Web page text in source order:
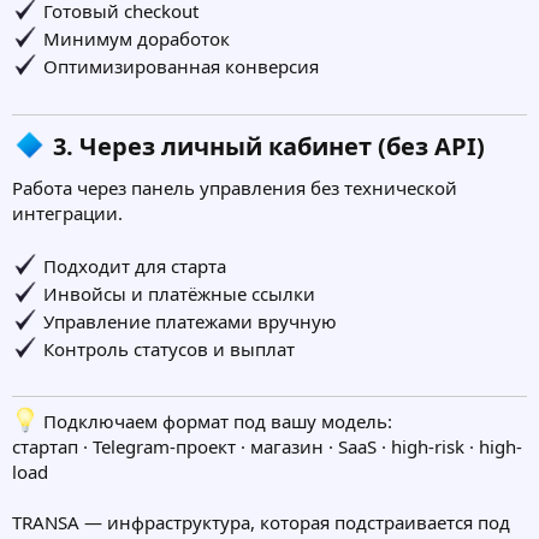
Готовый checkout
Минимум доработок
Оптимизированная конверсия
3. Через личный кабинет (без API)​
Работа через панель управления без технической
интеграции.
Подходит для старта
Инвойсы и платёжные ссылки
Управление платежами вручную
Контроль статусов и выплат
Подключаем формат под вашу модель:
стартап · Telegram-проект · магазин · SaaS · high-risk · high-
load
TRANSA — инфраструктура, которая подстраивается под